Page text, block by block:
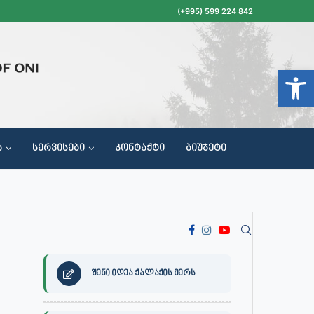
(+995) 599 224 842
ᲡᲔᲠᲕᲘᲡᲔᲑᲘ ᲙᲝᲜᲢᲐᲥᲢᲘ ᲑᲘᲣᲯᲔᲢᲘ
შენი იდეა ქალაქის მერს